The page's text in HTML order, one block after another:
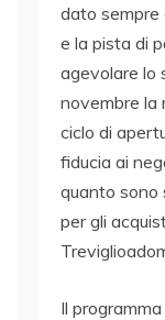
dato sempre
e la pista di
agevolare lo
novembre la
ciclo di
fiducia ai
quanto sono
per gli
Il